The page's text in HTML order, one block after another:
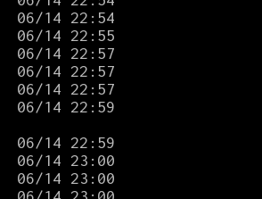
06/14 22:59